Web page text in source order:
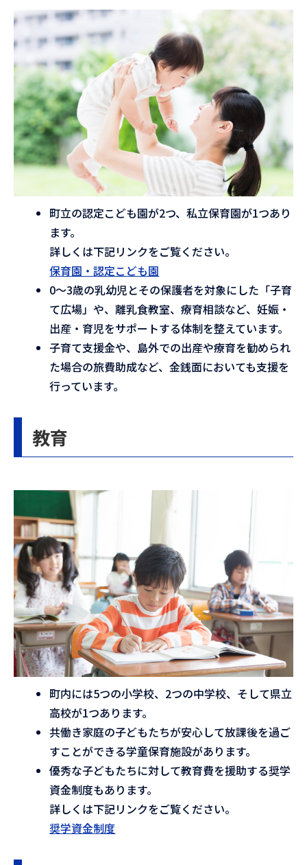
町立の認定こども園が2つ、私立保育園が1つあり
ます。
詳しくは下記リンクをご覧ください。
保育園・認定こども園
0～3歳の乳幼児とその保護者を対象にした「子育
て広場」や、離乳食教室、療育相談など、妊娠・
出産・育児をサポートする体制を整えています。
子育て支援金や、島外での出産や療育を勧められ
た場合の旅費助成など、金銭面においても支援を
行っています。
教育
町内には5つの小学校、2つの中学校、そして県立
高校が1つあります。
共働き家庭の子どもたちが安心して放課後を過ご
すことができる学童保育施設があります。
優秀な子どもたちに対して教育費を援助する奨学
資金制度もあります。
詳しくは下記リンクをご覧ください。
奨学資金制度